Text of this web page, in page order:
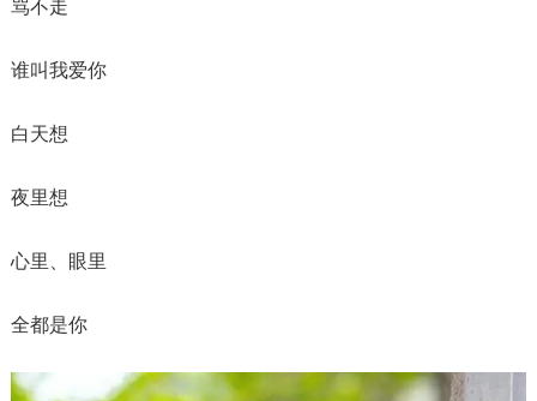
骂不走
谁叫我爱你
白天想
夜里想
心里、眼里
全都是你